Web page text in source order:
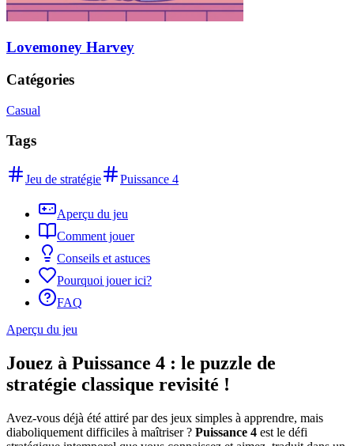
Lovemoney Harvey
Catégories
Casual
Tags
Jeu de stratégie Puissance 4
Aperçu du jeu
Comment jouer
Conseils et astuces
Pourquoi jouer ici?
FAQ
Aperçu du jeu
Jouez à Puissance 4 : le puzzle de
stratégie classique revisité !
Avez-vous déjà été attiré par des jeux simples à apprendre, mais
diaboliquement difficiles à maîtriser ? Puissance 4 est le défi